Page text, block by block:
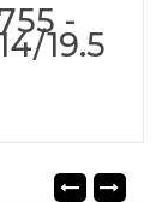
-
19.5